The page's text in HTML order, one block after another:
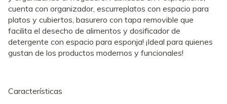
cuenta con organizador, escurreplatos con espacio para
platos y cubiertos, basurero con tapa removible que
facilita el desecho de alimentos y dosificador de
detergente con espacio para esponja! ¡Ideal para quienes
gustan de los productos modernos y funcionales!
Características